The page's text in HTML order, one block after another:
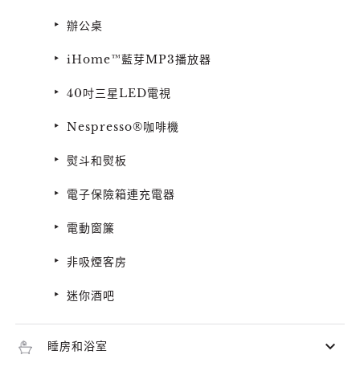
辦公桌
iHome™藍芽MP3播放器
40吋三星LED電視
Nespresso®咖啡機
熨斗和熨板
電子保險箱連充電器
電動窗簾
非吸煙客房
迷你酒吧
睡房和浴室